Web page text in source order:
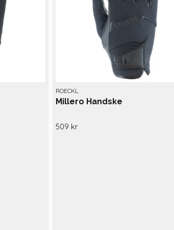
ROECKL
Millero Handske
509 kr